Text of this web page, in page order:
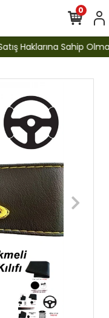
Haklarına Sahip
0